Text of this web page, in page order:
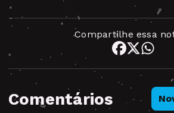
Compartilhe essa
Comentários